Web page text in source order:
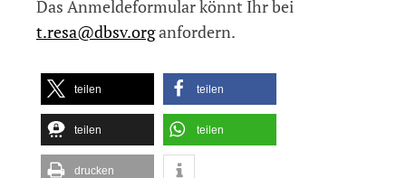
Das Anmeldeformular könnt Ihr bei
t.resa@dbsv.organfordern.
teilen teilen
teilen teilen
drucken